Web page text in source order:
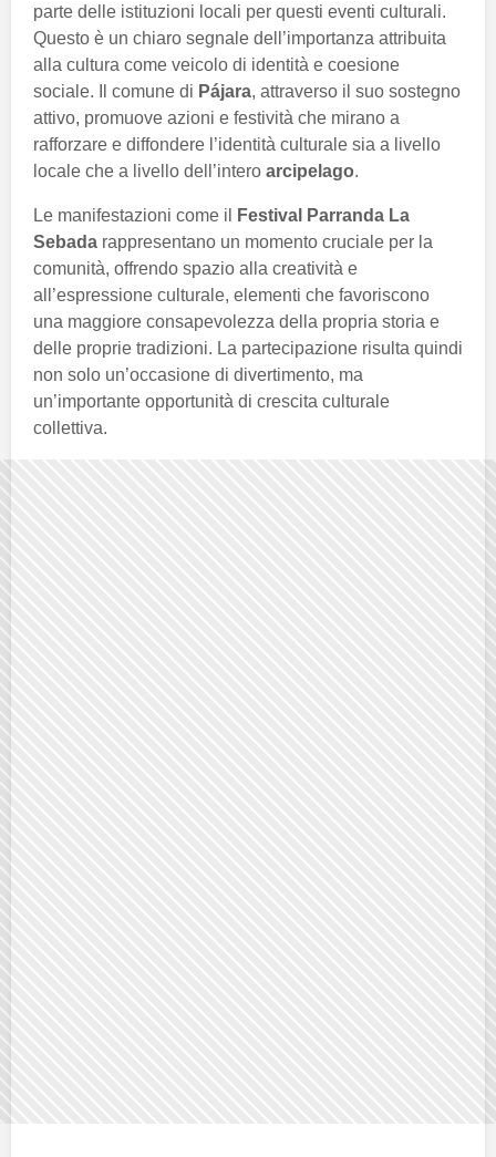
parte delle istituzioni locali per questi eventi culturali.
Questo è un chiaro segnale dell’importanza attribuita
alla cultura come veicolo di identità e coesione
sociale. Il comune di Pájara, attraverso il suo sostegno
attivo, promuove azioni e festività che mirano a
rafforzare e diffondere l’identità culturale sia a livello
locale che a livello dell’intero arcipelago.
Le manifestazioni come il
Festival Parranda La
Sebada rappresentano un momento cruciale per la
comunità, offrendo spazio alla creatività e
all’espressione culturale, elementi che favoriscono
una maggiore consapevolezza della propria storia e
delle proprie tradizioni. La partecipazione risulta quindi
non solo un’occasione di divertimento, ma
un’importante opportunità di crescita culturale
collettiva.